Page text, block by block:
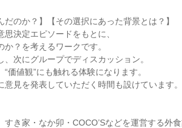
だのか？】【その選択にあった背景とは？】
決定エピソードをもとに、
？を考えるワークです。
、次にグループでディスカッション。
価値観”にも触れる体験になります。
見を発表していただく時間も設けています。
き家・なか卯・COCO’Sなどを運営する外